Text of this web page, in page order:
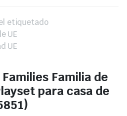
etiquetado
UE
UE
Families Familia de
para casa de